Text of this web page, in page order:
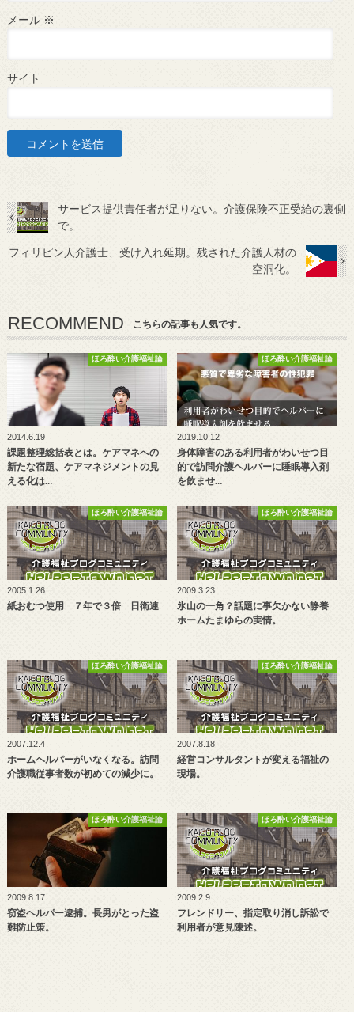
メール ※
サイト
サービス提供責任者が足りない。介護保険不正受給の裏側
で。
フィリピン人介護士、受け入れ延期。残された介護人材の
空洞化。
RECOMMEND こちらの記事も人気です。
ほろ酔い介護福祉論
2014.6.19
課題整理総括表とは。ケアマネへの
新たな宿題、ケアマネジメントの見
える化は…
ほろ酔い介護福祉論
2019.10.12
身体障害のある利用者がわいせつ目
的で訪問介護ヘルパーに睡眠導入剤
を飲ませ…
ほろ酔い介護福祉論
2005.1.26
紙おむつ使用 ７年で３倍 日衛連
ほろ酔い介護福祉論
2009.3.23
氷山の一角？話題に事欠かない静養
ホームたまゆらの実情。
ほろ酔い介護福祉論
2007.12.4
ホームヘルパーがいなくなる。訪問
介護職従事者数が初めての減少に。
ほろ酔い介護福祉論
2007.8.18
経営コンサルタントが変える福祉の
現場。
ほろ酔い介護福祉論
2009.8.17
窃盗ヘルパー逮捕。長男がとった盗
難防止策。
ほろ酔い介護福祉論
2009.2.9
フレンドリー、指定取り消し訴訟で
利用者が意見陳述。